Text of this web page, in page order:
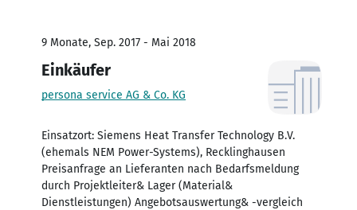
9 Monate, Sep. 2017 - Mai 2018
Einkäufer
persona service AG & Co. KG
Einsatzort: Siemens Heat Transfer Technology B.V.
(ehemals NEM Power-Systems), Recklinghausen
Preisanfrage an Lieferanten nach Bedarfsmeldung
durch Projektleiter& Lager (Material&
Dienstleistungen) Angebotsauswertung& -vergleich